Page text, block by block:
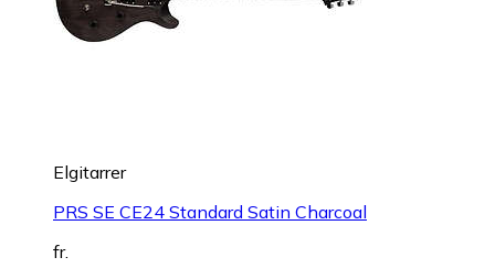
Elgitarrer
PRS SE CE24 Standard Satin Charcoal
fr.